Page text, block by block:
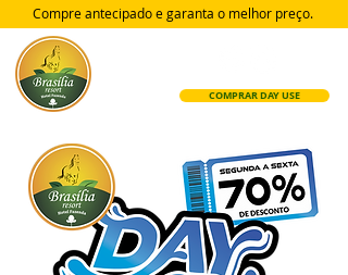
COMPRAR DAY USE
Compre antecipado e garanta o melhor preço.